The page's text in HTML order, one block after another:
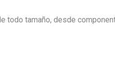
tamaño, desde